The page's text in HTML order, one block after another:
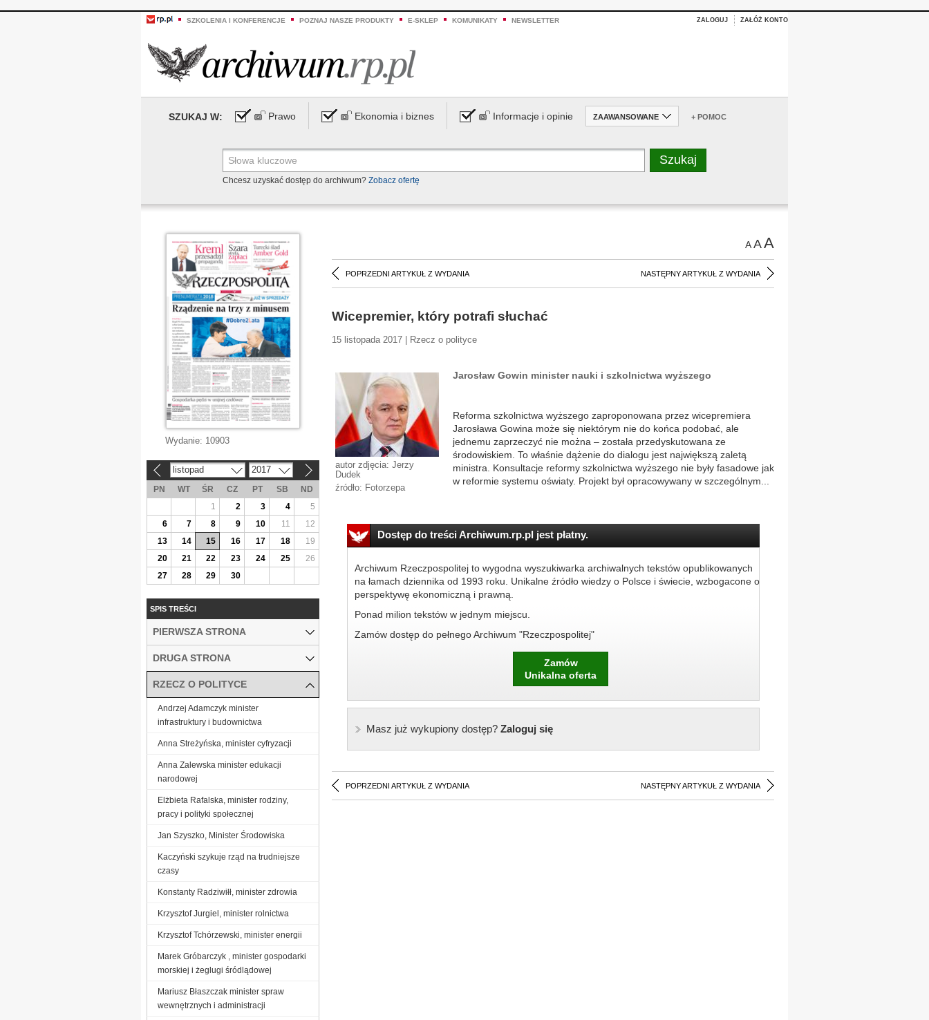
SZKOLENIA I KONFERENCJE POZNAJ NASZE PRODUKTY E-SKLEP KOMUNIKATY NEWSLETTER ZALOGUJ ZAŁÓŻ KONTO
SZUKAJ W: Prawo Ekonomia i biznes Informacje i opinie ZAAWANSOWANE + POMOC
Chcesz uzyskać dostęp do archiwum? Zobacz ofertę
AAA
POPRZEDNI ARTYKUŁ Z WYDANIA NASTĘPNY ARTYKUŁ Z WYDANIA
Wicepremier, który potrafi słuchać
15 listopada 2017 | Rzecz o polityce
autor zdjęcia: Jerzy
Dudek
źródło: Fotorzepa
Jarosław Gowin minister nauki i szkolnictwa wyższego
Reforma szkolnictwa wyższego zaproponowana przez wicepremiera
Jarosława Gowina może się niektórym nie do końca podobać, ale
jednemu zaprzeczyć nie można – została przedyskutowana ze
środowiskiem. To właśnie dążenie do dialogu jest największą zaletą
ministra. Konsultacje reformy szkolnictwa wyższego nie były fasadowe jak
w reformie systemu oświaty. Projekt był opracowywany w szczególnym...
Dostęp do treści Archiwum.rp.pl jest płatny.
Archiwum Rzeczpospolitej to wygodna wyszukiwarka archiwalnych tekstów opublikowanych
na łamach dziennika od 1993 roku. Unikalne źródło wiedzy o Polsce i świecie, wzbogacone o
perspektywę ekonomiczną i prawną.
Ponad milion tekstów w jednym miejscu.
Zamów dostęp do pełnego Archiwum "Rzeczpospolitej"
Zamów
Unikalna oferta
Masz już wykupiony dostęp?Zaloguj się
POPRZEDNI ARTYKUŁ Z WYDANIA NASTĘPNY ARTYKUŁ Z WYDANIA
Wydanie: 10903
listopad 2017
PN WT ŚR CZ PT SB
ND
1
2 3 4
5
6
7 8 9 10 11
12
13
14 15 16 17 18
19
20
21 22 23 24 25
26
27
28 29 30
SPIS TREŚCI
PIERWSZA STRONA
DRUGA STRONA
RZECZ O POLITYCE
Andrzej Adamczyk minister
infrastruktury i budownictwa
Anna Streżyńska, minister cyfryzacji
Anna Zalewska minister edukacji
narodowej
Elżbieta Rafalska, minister rodziny,
pracy i polityki społecznej
Jan Szyszko, Minister Środowiska
Kaczyński szykuje rząd na trudniejsze
czasy
Konstanty Radziwiłł, minister zdrowia
Krzysztof Jurgiel, minister rolnictwa
Krzysztof Tchórzewski, minister energii
Marek Gróbarczyk , minister gospodarki
morskiej i żeglugi śródlądowej
Mariusz Błaszczak minister spraw
wewnętrznych i administracji